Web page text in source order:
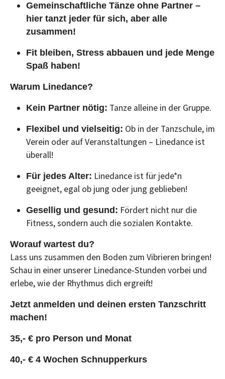
Gemeinschaftliche Tänze ohne Partner –
hier tanzt jeder für sich, aber alle
zusammen!
Fit bleiben, Stress abbauen und jede Menge
Spaß haben!
Warum Linedance?
Kein Partner nötig: Tanze alleine in der Gruppe.
Flexibel und vielseitig: Ob in der Tanzschule, im
Verein oder auf Veranstaltungen – Linedance ist
überall!
Für jedes Alter: Linedance ist für jede*n
geeignet, egal ob jung oder jung geblieben!
Gesellig und gesund: Fördert nicht nur die
Fitness, sondern auch die sozialen Kontakte.
Worauf wartest du?
Lass uns zusammen den Boden zum Vibrieren bringen!
Schau in einer unserer Linedance-Stunden vorbei und
erlebe, wie der Rhythmus dich ergreift!
Jetzt anmelden und deinen ersten Tanzschritt
machen!
35,- € pro Person und Monat
40,- € 4 Wochen Schnupperkurs